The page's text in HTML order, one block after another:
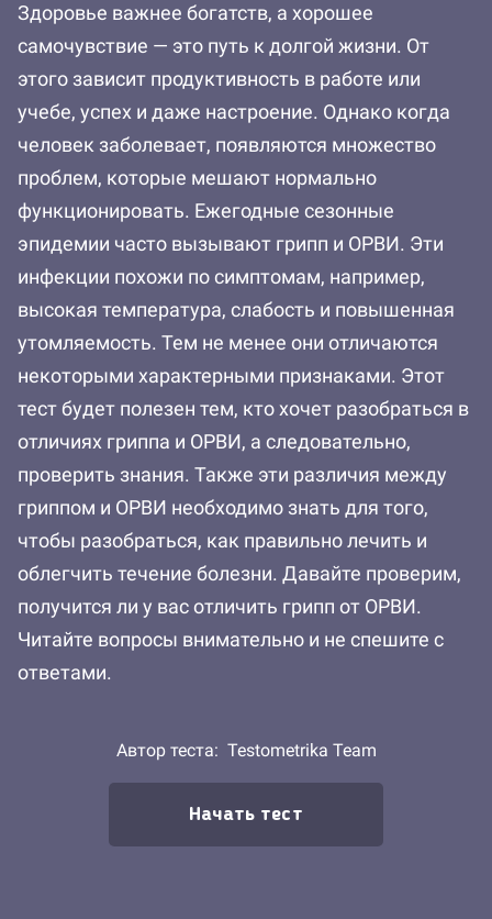
Здоровье важнее богатств, а хорошее
самочувствие — это путь к долгой жизни. От
этого зависит продуктивность в работе или
учебе, успех и даже настроение. Однако когда
человек заболевает, появляются множество
проблем, которые мешают нормально
функционировать. Ежегодные сезонные
эпидемии часто вызывают грипп и ОРВИ. Эти
инфекции похожи по симптомам, например,
высокая температура, слабость и повышенная
утомляемость. Тем не менее они отличаются
некоторыми характерными признаками. Этот
тест будет полезен тем, кто хочет разобраться в
отличиях гриппа и ОРВИ, а следовательно,
проверить знания. Также эти различия между
гриппом и ОРВИ необходимо знать для того,
чтобы разобраться, как правильно лечить и
облегчить течение болезни. Давайте проверим,
получится ли у вас отличить грипп от ОРВИ.
Читайте вопросы внимательно и не спешите с
ответами.
Автор теста: Testometrika Team
Начать тест